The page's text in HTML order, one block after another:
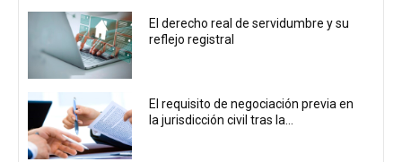
El derecho real de servidumbre y su
reflejo registral
El requisito de negociación previa en
la jurisdicción civil tras la...